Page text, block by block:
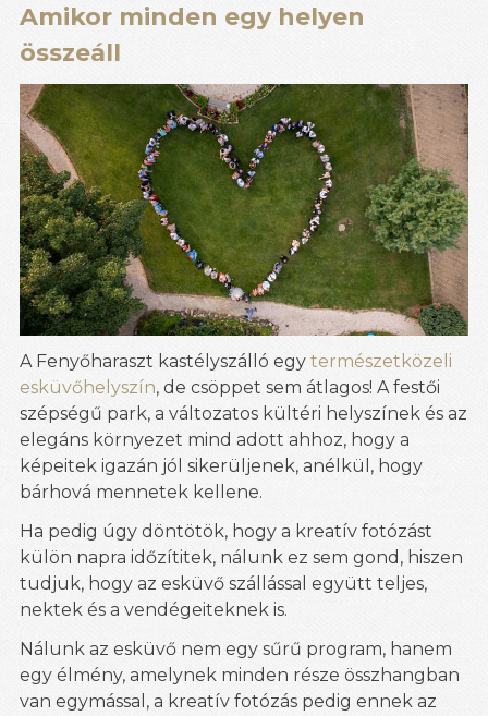
Amikor minden egy helyen
összeáll
A Fenyőharaszt kastélyszálló egy természetközeli
esküvőhelyszín, de csöppet sem átlagos! A festői
szépségű park, a változatos kültéri helyszínek és az
elegáns környezet mind adott ahhoz, hogy a
képeitek igazán jól sikerüljenek, anélkül, hogy
bárhová mennetek kellene.
Ha pedig úgy döntötök, hogy a kreatív fotózást
külön napra időzítitek, nálunk ez sem gond, hiszen
tudjuk, hogy az esküvő szállással együtt teljes,
nektek és a vendégeiteknek is.
Nálunk az esküvő nem egy sűrű program, hanem
egy élmény, amelynek minden része összhangban
van egymással, a kreatív fotózás pedig ennek az